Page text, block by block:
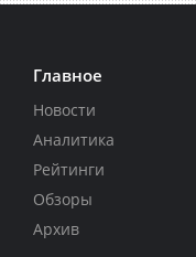
Главное
Новости
Аналитика
Рейтинги
Обзоры
Архив